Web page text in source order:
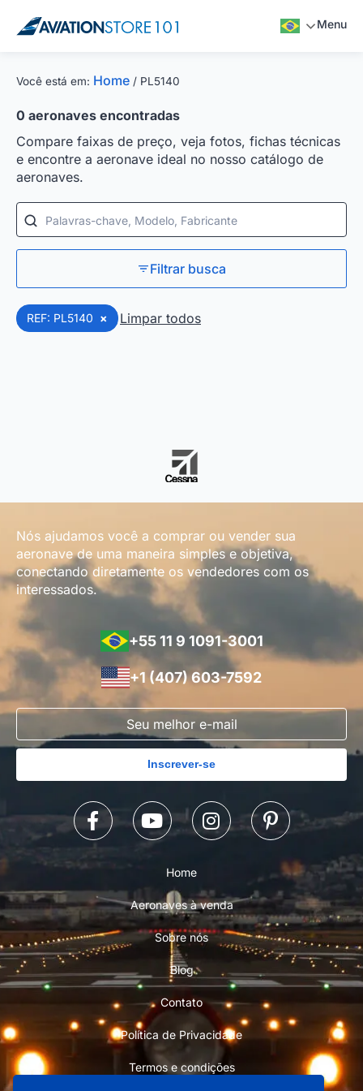
Menu
Você está em: Home / PL5140
0 aeronaves encontradas
Compare faixas de preço, veja fotos, fichas técnicas
e encontre a aeronave ideal no nosso catálogo de
aeronaves.
Palavras-chave, Modelo, Fabricante
Filtrar busca
REF: PL5140 × Limpar todos
Nós ajudamos você a comprar ou vender sua
aeronave de uma maneira simples e objetiva,
conectando diretamente os vendedores com os
interessados.
+55 11 9 1091-3001
+1 (407) 603-7592
Inscrever-se
Home
Aeronaves à venda
Sobre nós
Blog
Contato
Política de Privacidade
Termos e condições